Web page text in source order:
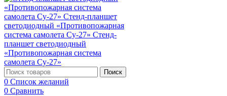
Поиск
0 Список желаний
0 Сравнить